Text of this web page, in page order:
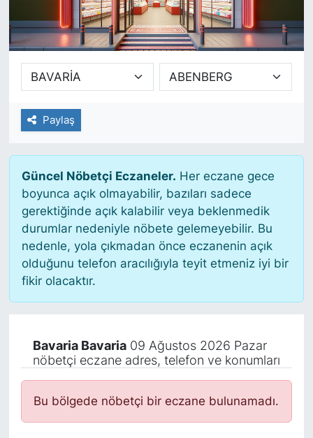
Paylaş
Güncel Nöbetçi Eczaneler. Her eczane gece
boyunca açık olmayabilir, bazıları sadece
gerektiğinde açık kalabilir veya beklenmedik
durumlar nedeniyle nöbete gelemeyebilir. Bu
nedenle, yola çıkmadan önce eczanenin açık
olduğunu telefon aracılığıyla teyit etmeniz iyi bir
fikir olacaktır.
Bavaria Bavaria09 Ağustos 2026 Pazar
nöbetçi eczane adres, telefon ve konumları
Bu bölgede nöbetçi bir eczane bulunamadı.
SİYASET
SAĞLIK